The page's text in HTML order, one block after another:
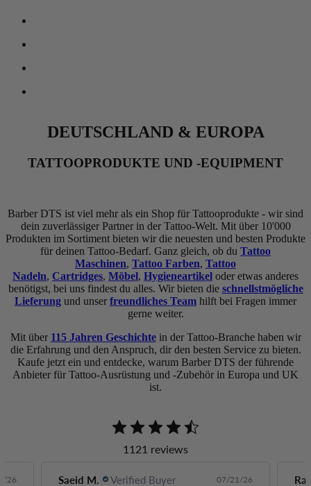
DEUTSCHLAND & EUROPA
TATTOOPRODUKTE UND -EQUIPMENT
Barber DTS ist viel mehr als ein Shop für Tattooprodukte - wir sind
dein zuverlässiger Partner in der Tattoo-Welt. Mit über 10'000
Produkten im Sortiment bieten wir die neuesten und besten Produkte
für deinen Tattoo-Bedarf. Ganz gleich, ob du Tattoo
Maschinen, Tattoo Farben, Tattoo
Nadeln, Cartridges, Möbel, Hygieneartikel oder etwas anderes
benötigst, bei uns findest du alles. Wir bieten die schnellstmögliche
Lieferung und unser freundliches Team hilft bei Fragen immer
gerne weiter.
Mit über 115 Jahren Geschichtein der Tattoo-Branche haben wir
die Erfahrung und den Anspruch, dir den besten Service zu bieten.
Kaufe jetzt ein und entdecke, warum Barber DTS der führende
Anbieter für Tattoo-Ausrüstung und -Zubehör in Europa und UK
ist.
1121 reviews
26 Rafael J. Verified Buyer 07/18/26